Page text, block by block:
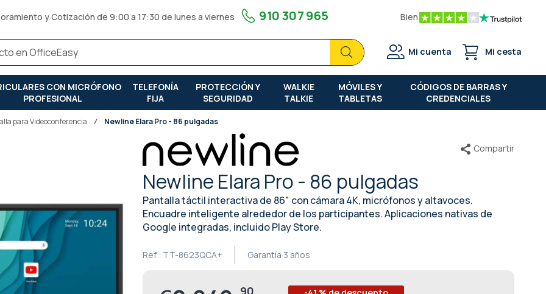
y Cotización de 9:00 a 17:30 de lunes a viernes 910 307 965 Bien
BuscarBuscar
Mi cuenta Mi cesta
CON MICRÓFONO
PROFESIONAL
TELEFONÍA
FIJA
PROTECCIÓN Y
SEGURIDAD
WALKIE
TALKIE
MÓVILES Y
TABLETAS
CÓDIGOS DE BARRAS Y
CREDENCIALES
para Videoconferencia Newline Elara Pro - 86 pulgadas
Newline Elara Pro - 86 pulgadas
Pantalla táctil interactiva de 86" con cámara 4K, micrófonos y altavoces.
Encuadre inteligente alrededor de los participantes. Aplicaciones nativas de
Google integradas, incluido Play Store.
Garantía 3 años
Ref : TT-8623QCA+
Compartir
90